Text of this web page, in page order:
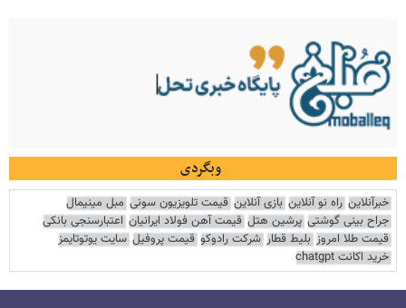
وبگردی
خبرآنلاین راه نو آنلاین بازی آنلاین قیمت تلویزیون سونی مبل مینیمال
جراح بینی گوشتی پرشین هتل قیمت آهن فولاد ایرانیان اعتبارسنجی بانکی
قیمت طلا امروز بلیط قطار شرکت رادوکو قیمت پروفیل سایت یوتوتایمز
خرید اکانت chatgpt